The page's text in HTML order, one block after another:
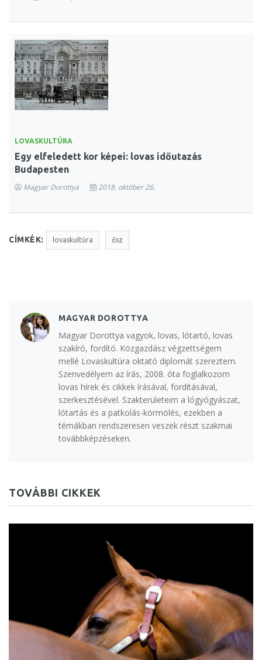
LOVASKULTÚRA
Egy elfeledett kor képei: lovas időutazás
Budapesten
Magyar Dorottya 2018. október 26.
CÍMKÉK: lovaskultúra ősz
MAGYAR DOROTTYA
Magyar Dorottya vagyok, lovas, lótartó, lovas
szakíró, fordító. Közgazdász végzettségem
mellé Lovaskultúra oktató diplomát szereztem.
Szenvedélyem az írás, 2008. óta foglalkozom
lovas hírek és cikkek írásával, fordításával,
szerkesztésével. Szakterületeim a lógyógyászat,
lótartás és a patkolás-körmölés, ezekben a
témákban rendszeresen veszek részt szakmai
továbbképzéseken.
TOVÁBBI CIKKEK